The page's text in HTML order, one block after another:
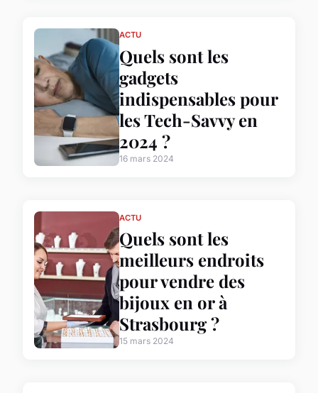
ACTU
Quels sont les
gadgets
indispensables pour
les Tech-Savvy en
2024 ?
16 mars 2024
ACTU
Quels sont les
meilleurs endroits
pour vendre des
bijoux en or à
Strasbourg ?
15 mars 2024